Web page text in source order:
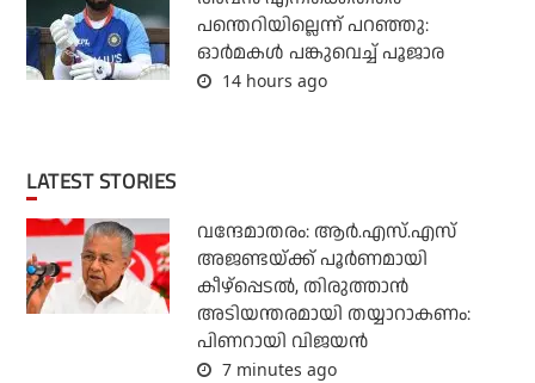
പന്തെറിയില്ലെന്ന് പറഞ്ഞു:
ഓര്‍മകള്‍ പങ്കുവെച്ച് പൂജാര
14 hours ago
LATEST STORIES
വന്ദേമാതരം: ആര്‍.എസ്.എസ്
അജണ്ടയ്ക്ക് പൂര്‍ണമായി
കീഴ്‌പ്പെടല്‍, തിരുത്താന്‍
അടിയന്തരമായി തയ്യാറാകണം:
പിണറായി വിജയന്‍
7 minutes ago